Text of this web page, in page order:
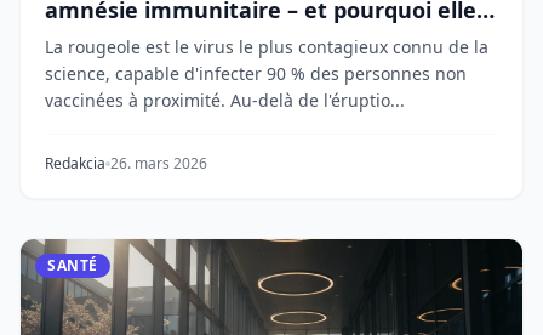
amnésie immunitaire – et pourquoi elle
revient
La rougeole est le virus le plus contagieux connu de la
science, capable d'infecter 90 % des personnes non
vaccinées à proximité. Au-delà de l'éruptio...
Redakcia 26. mars 2026
SANTÉ